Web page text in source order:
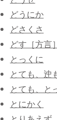
どうにか
どさくさ
どす［方言
とっくに
とても、迚
とても、と
とにかく